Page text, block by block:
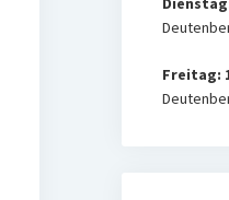
Freitag: